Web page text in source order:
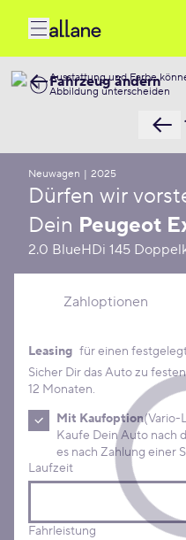
Ausstattung und Farbe
Abbildung unterscheiden
Fahrzeug ändern
Neuwagen | 2025
Dürfen wir
Dein Peugeot
2.0 BlueHDi 145
Zahloptionen
Leasing Konditionen
Leasing für einen
Sicher Dir das Auto zu
12 Monaten.
Mit Kaufoption(Vario-
Kaufe Dein Auto nach der
Laufzeit
Fahrleistung